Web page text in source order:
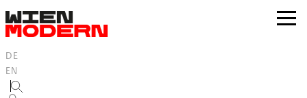
springen
zur
DE
EN